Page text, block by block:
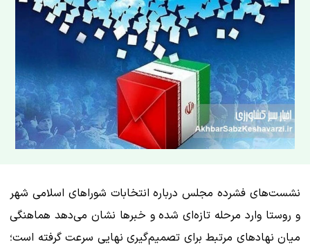
نشست‌های فشرده مجلس درباره انتخابات شوراهای اسلامی شهر
و روستا وارد مرحله تازه‌ای شده و خبرها نشان می‌دهد هماهنگی
میان نهادهای مرتبط برای تصمیم‌گیری نهایی سرعت گرفته است؛